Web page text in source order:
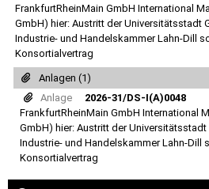
FrankfurtRheinMain GmbH International
GmbH) hier: Austritt der Universitätsstadt
Industrie- und Handelskammer Lahn-Dill
Konsortialvertrag
Anlagen (1)
Anlage
2026-31/DS-I(A)0048
FrankfurtRheinMain GmbH International
GmbH) hier: Austritt der
Industrie- und Handelskammer Lahn-Dill
Konsortialvertrag